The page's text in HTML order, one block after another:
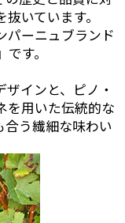
いています。
パーニュブランド
す。
インと、ピノ・
を用いた伝統的な
合う繊細な味わい